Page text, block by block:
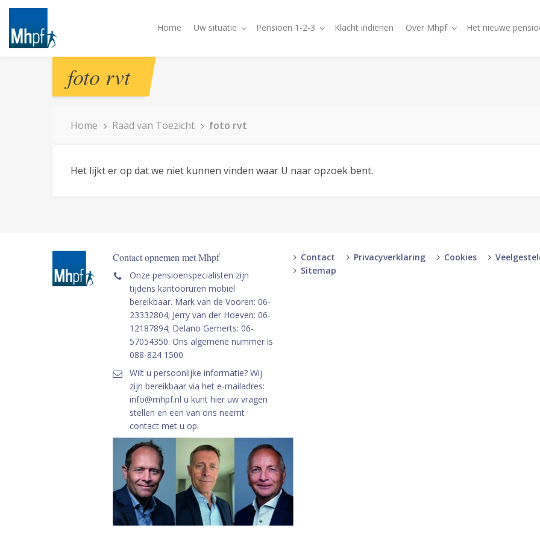
Home Uw situatie Pensioen 1-2-3 Klacht indienen Over Mhpf Het nieuwe
foto rvt
Home Raad van Toezicht foto rvt
Het lijkt er op dat we niet kunnen vinden waar U naar opzoek bent.
Contact opnemen met Mhpf
Onze pensioenspecialisten zijn
tijdens kantooruren mobiel
bereikbaar. Mark van de Vooren: 06-
23332804; Jerry van der Hoeven: 06-
12187894; Delano Gemerts: 06-
57054350. Ons algemene nummer is
088-824 1500
Wilt u persoonlijke informatie? Wij
zijn bereikbaar via het e-mailadres:
info@mhpf.nl u kunt hier uw vragen
stellen en een van ons neemt
contact met u op.
Contact Privacyverklaring Cookies
Sitemap